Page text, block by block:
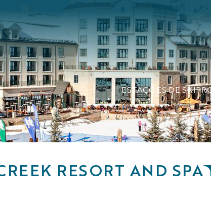
ESTAÇÕES DE SKI
RESORT AND SPA